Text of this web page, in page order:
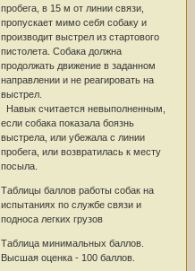
пробега, в 15 м от линии связи,
пропускает мимо себя собаку и
производит выстрел из стартового
пистолета. Собака должна
продолжать движение в заданном
направлении и не реагировать на
выстрел.
Навык считается невыполненным,
если собака показала боязнь
выстрела, или убежала с линии
пробега, или возвратилась к месту
посыла.
Таблицы баллов работы собак на
испытаниях по службе связи и
подноса легких грузов
Таблица минимальных баллов.
Высшая оценка - 100 баллов.